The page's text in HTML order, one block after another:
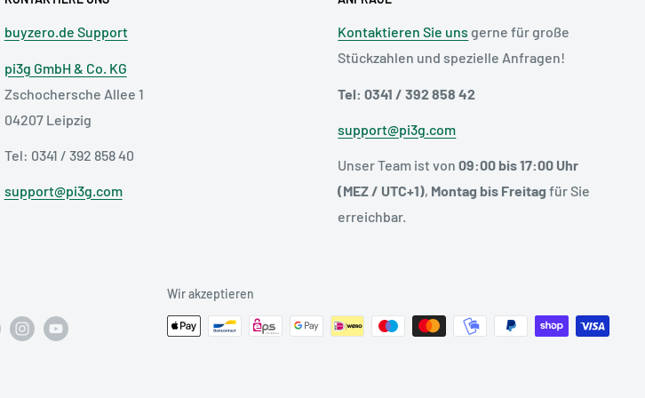
buyzero.de Support
pi3g GmbH & Co. KG
Zschochersche Allee 1
04207 Leipzig
Tel: 0341 / 392 858 40
support@pi3g.com
Kontaktieren Sie uns gerne für große
Stückzahlen und spezielle Anfragen!
Tel: 0341 / 392 858 42
support@pi3g.com
Unser Team ist von 09:00 bis 17:00 Uhr
(MEZ / UTC+1), Montag bis Freitag für Sie
erreichbar.
Wir akzeptieren